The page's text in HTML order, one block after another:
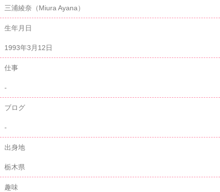
三浦綾奈（Miura Ayana）
生年月日
1993年3月12日
仕事
-
ブログ
-
出身地
栃木県
趣味